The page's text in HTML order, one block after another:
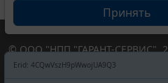
Принять
Erid: 4CQwVszH9pWwojUA9Q3
© ООО "НПП "ГАРАНТ-СЕРВИС",
выпускается с 1990 года.
являются участниками